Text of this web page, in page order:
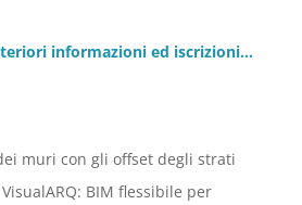
informazioni ed iscrizioni…
muri con gli offset degli strati
BIM flessibile per